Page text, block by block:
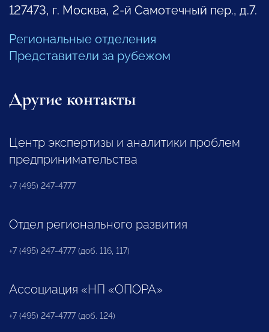
127473, г. Москва, 2-й Самотечный пер., д.7.
Региональные отделения
Представители за рубежом
Другие контакты
Центр экспертизы и аналитики проблем
предпринимательства
+7 (495) 247-4777
Отдел регионального развития
+7 (495) 247-4777 (доб. 116, 117)
Ассоциация «НП «ОПОРА»
+7 (495) 247-4777 (доб. 124)